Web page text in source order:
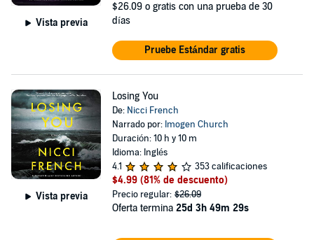
Vista previa
$26.09 o gratis con una prueba de 30
días
Pruebe Estándar gratis
Vista previa
Losing You
De: Nicci French
Narrado por: Imogen Church
Duración: 10 h y 10 m
Idioma: Inglés
4.1
353 calificaciones
$4.99 (81% de descuento)
Precio regular: $26.09
Oferta termina 25d 3h 49m 29s